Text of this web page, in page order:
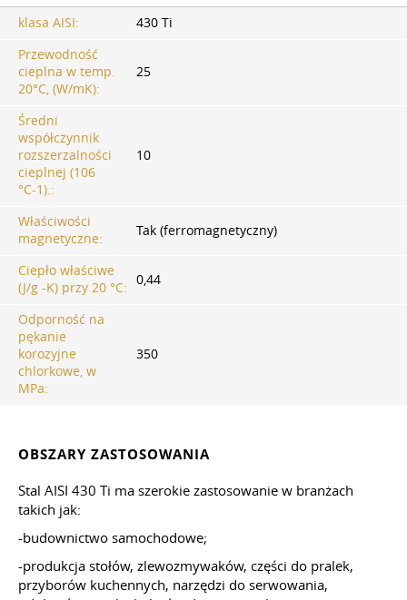
klasa AISI:
430 Ti
Przewodność
cieplna w temp.
20°C, (W/mK):
25
Średni
współczynnik
rozszerzalności
cieplnej (106
°С-1).:
10
Właściwości
magnetyczne:
Tak (ferromagnetyczny)
Ciepło właściwe
(J/g -K) przy 20 °С:
0,44
Odporność na
pękanie
korozyjne
chlorkowe, w
MPa:
350
OBSZARY ZASTOSOWANIA
Stal AISI 430 Ti ma szerokie zastosowanie w branżach
takich jak:
-budownictwo samochodowe;
-produkcja stołów, zlewozmywaków, części do pralek,
przyborów kuchennych, narzędzi do serwowania,